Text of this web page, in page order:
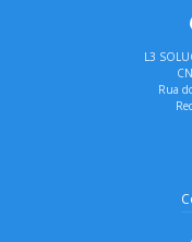
L3
Rua